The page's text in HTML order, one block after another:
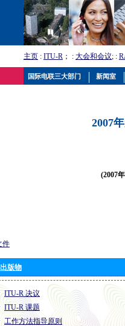
主页 : ITU-R ； : 大会和会议; :
2007
(2007
件
出版物
ITU-R 决议
ITU-R 课题
工作方法指导原则
国际电联三大部门 新闻室